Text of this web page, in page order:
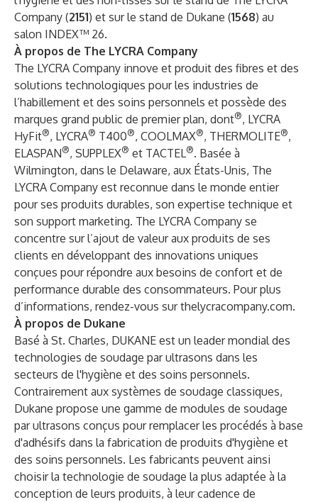
Company (2151) et sur le stand de Dukane (1568) au
salon INDEX™ 26.
À propos de The LYCRA Company
The LYCRA Company innove et produit des fibres et des
solutions technologiques pour les industries de
l’habillement et des soins personnels et possède des
marques grand public de premier plan, dont®, LYCRA
HyFit®, LYCRA® T400®, COOLMAX®, THERMOLITE®,
ELASPAN®, SUPPLEX® et TACTEL®. Basée à
Wilmington, dans le Delaware, aux États-Unis, The
LYCRA Company est reconnue dans le monde entier
pour ses produits durables, son expertise technique et
son support marketing. The LYCRA Company se
concentre sur l’ajout de valeur aux produits de ses
clients en développant des innovations uniques
conçues pour répondre aux besoins de confort et de
performance durable des consommateurs. Pour plus
d’informations, rendez-vous surthelycracompany.com.
À propos de Dukane
Basé à St. Charles, DUKANE est un leader mondial des
technologies de soudage par ultrasons dans les
secteurs de l'hygiène et des soins personnels.
Contrairement aux systèmes de soudage classiques,
Dukane propose une gamme de modules de soudage
par ultrasons conçus pour remplacer les procédés à base
d'adhésifs dans la fabrication de produits d'hygiène et
des soins personnels. Les fabricants peuvent ainsi
choisir la technologie de soudage la plus adaptée à la
conception de leurs produits, à leur cadence de